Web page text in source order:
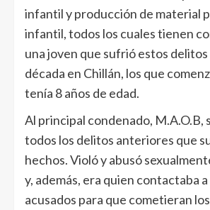
infantil y producción de material
infantil, todos los cuales tienen
una joven que sufrió estos
década en Chillán, los que
tenía 8 años de edad.
Al principal condenado, M.A.O.B,
todos los delitos anteriores que
hechos. Violó y abusó
y, además, era quien contactaba
acusados para que cometieran